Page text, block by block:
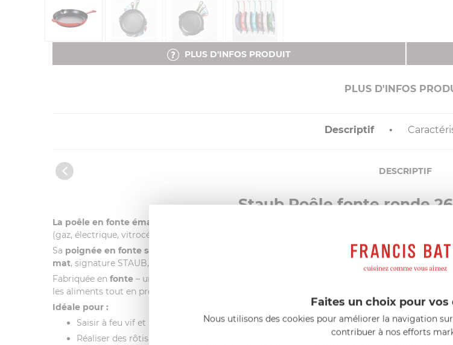
PLUS D'INFOS PRODUIT
PLUS D'INFOS
Descriptif
DESCRIPTIF
Staub Poêle fonte ronde
La poêle en fonte émaillée STAUB cerise mat de 26 cm
est l’outil idéal pour saisir à feu vif,
(gaz, électrique, vitrocéramique, induction) ainsi qu’avec le four, elle s’adapte à toutes vos
Sa poignée en fonte solide assure une prise en main ferme et permet de passer élégamment
mat, signature STAUB, qui offre une excellente résistance aux rayures et un entretien facilité.
Fabriquée en fonte – un alliage de fer riche en carbone, reconnu pour ses exceptionnelles
les aliments tout en préservant leurs nutriments et leurs saveurs.
Idéale pour :
Saisir à feu vif et rissoler
Réaliser des rôtis parfaitement juteux et tendres, de la viande à braiser, des poissons et
Faites un choix pour vos
Nous utilisons des cookies pour améliorer la navigation
contribuer à nos efforts